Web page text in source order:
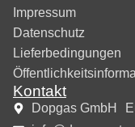
Impressum
Datenschutz
Lieferbedingungen
Kontakt
Dopgas GmbH